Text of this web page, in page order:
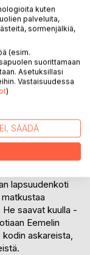
mies ostaa
ja
Aina
lasten
elämää
Siitäkös Taata
jäätelötytölle
ihastuu niin
lapsuudenkoti
saavat kuulla -
Eemelin
askareista,
kuten
palveluita,
sormenjälkiä,
(esim.
suorittamaan
Asetuksillasi
Vastaisuudessa
)
EI, SÄÄDÄ